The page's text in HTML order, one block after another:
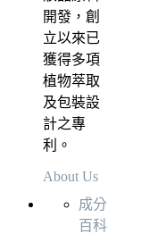
開發，創
立以來已
獲得多項
植物萃取
及包裝設
計之專
利。
About Us
成分
百科